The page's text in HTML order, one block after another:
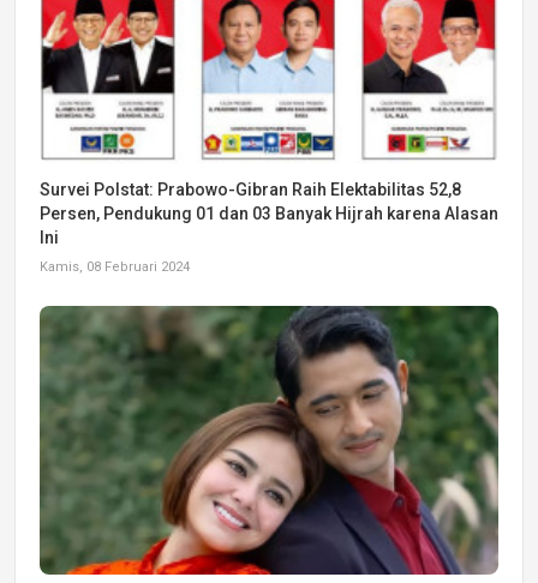
Survei Polstat: Prabowo-Gibran Raih Elektabilitas 52,8
Persen, Pendukung 01 dan 03 Banyak Hijrah karena Alasan
Ini
Kamis, 08 Februari 2024